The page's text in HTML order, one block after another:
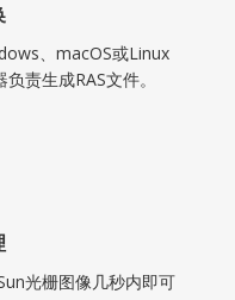
、macOS或Linux
责生成RAS文件。
光栅图像几秒内即可